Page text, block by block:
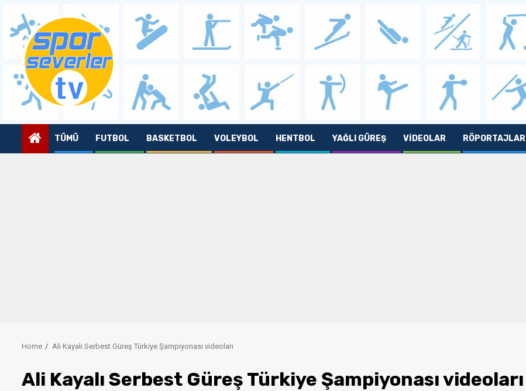
content
TÜMÜ FUTBOL BASKETBOL VOLEYBOL HENTBOL YAĞLI GÜREŞ VIDEOLAR RÖPORTAJLAR
Home Ali Kayalı Serbest Güreş Türkiye Şampiyonası videoları
Ali Kayalı Serbest Güreş Türkiye Şampiyonası videoları